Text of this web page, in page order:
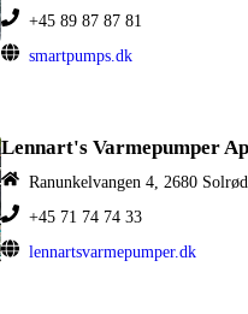
+45 89 87 87 81
smartpumps.dk
Lennart's Varmepumper
Ranunkelvangen 4, 2680
+45 71 74 74 33
lennartsvarmepumper.dk